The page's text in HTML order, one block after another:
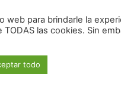
web para brindarle la
las cookies. Sin
todo